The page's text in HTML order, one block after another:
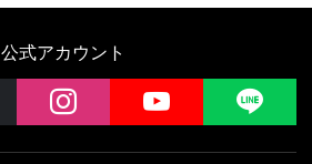
公式アカウント
instagram YouTube